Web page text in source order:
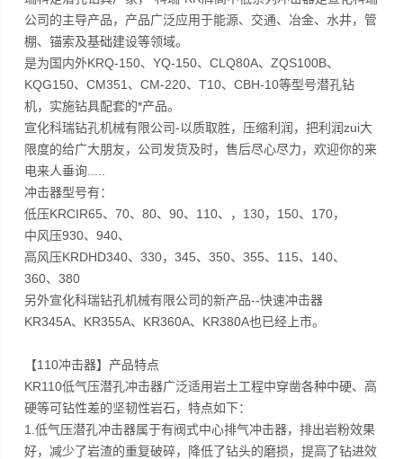
公司的主导产品，产品广泛应用于能源、交通、冶金、水井，管
棚、锚索及基础建设等领域。
是为国内外KRQ-150、YQ-150、CLQ80A、ZQS100B、
KQG150、CM351、CM-220、T10、CBH-10等型号潜孔钻
机，实施钻具配套的*产品。
宣化科瑞钻孔机械有限公司-以质取胜，压缩利润，把利润zui大
限度的给广大朋友，公司发货及时，售后尽心尽力，欢迎你的来
电来人垂询.....
冲击器型号有：
低压KRCIR65、70、80、90、110、，130，150、170，
中风压930、940、
高风压KRDHD340、330，345、350、355、115、140、
360、380
另外宣化科瑞钻孔机械有限公司的新产品--快速冲击器
KR345A、KR355A、KR360A、KR380A也已经上市。
【110冲击器】产品特点
KR110低气压潜孔冲击器广泛适用岩土工程中穿凿各种中硬、高
硬等可钻性差的坚韧性岩石，特点如下：
1.低气压潜孔冲击器属于有阀式中心排气冲击器，排出岩粉效果
好，减少了岩渣的重复破碎，降低了钻头的磨损，提高了钻进效